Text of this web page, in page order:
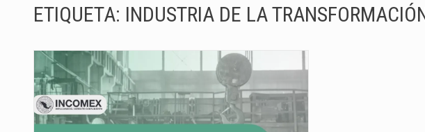
La Coalition for a Prosperous America (CPA) solicitó al
Solo el 17.8 % de las empresas en México se
Ante la suspensión temporal de las inspecciones
Los créditos fiscales determinados a empresas
ETIQUETA: INDUSTRIA DE LA